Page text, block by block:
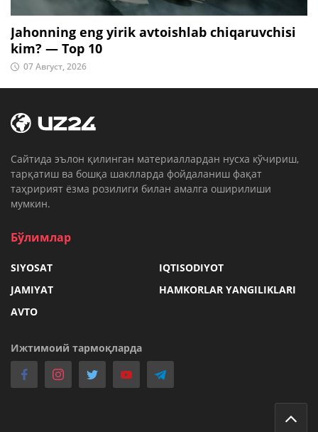
Jahonning eng yirik avtoishlab chiqaruvchisi
kim? — Top 10
07 Август, 2026
Cайтида эълон қилинган материаллардан нусха кўчириш,
тарқатиш ва бошқа шаклларда фойдаланиш фақат
таҳририят ёзма розилиги билан амалга оширилиши
мумкин.
Бўлимлар
SIYOSAT
IQTISODIYOT
JAMIYAT
HAMKORLAR YANGILIKLARI
AVTO
Ижтимоий тармоқларда